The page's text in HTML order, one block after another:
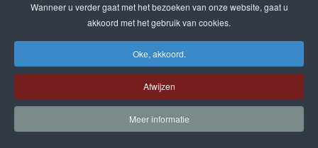
Doorsturen per email
Wanneer u verder gaat met het bezoeken van onze website, gaat u
akkoord met het gebruik van cookies.
Oke, akkoord.
Afwijzen
Meer informatie